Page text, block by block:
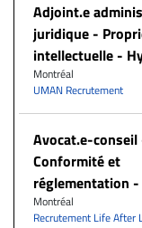
Adjoint.e
juridique -
intellectuelle -
Montréal
UMAN Recrutement
​Avocat.e-conseil
Conformité et
réglementation
Montréal
Recrutement Life After